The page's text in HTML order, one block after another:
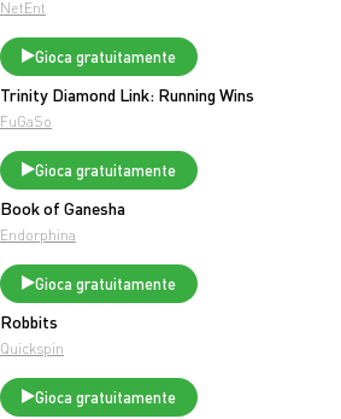
NetEnt
Gioca gratuitamente
Trinity Diamond Link: Running Wins
FuGaSo
Gioca gratuitamente
Book of Ganesha
Endorphina
Gioca gratuitamente
Robbits
Quickspin
Gioca gratuitamente